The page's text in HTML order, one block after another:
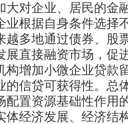
大对企业、居民的金
业根据自身条件选择
越多地通过债券、股
展直接融资市场，促
构增加小微企业贷款
的信贷可获得性。总
配置资源基础性作用
体经济发展、经济结